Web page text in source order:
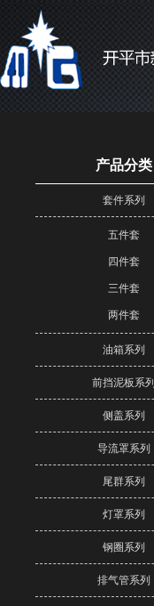
产品分类
套件系列
五件套
四件套
三件套
两件套
油箱系列
前挡泥板系列
侧盖系列
导流罩系列
尾群系列
灯罩系列
钢圈系列
排气管系列